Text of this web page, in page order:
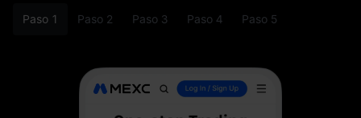
Paso 1 Paso 2 Paso 3 Paso 4 Paso 5